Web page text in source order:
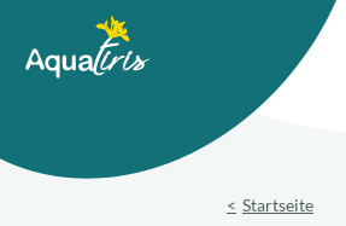
Unsere Produkte
Startseite